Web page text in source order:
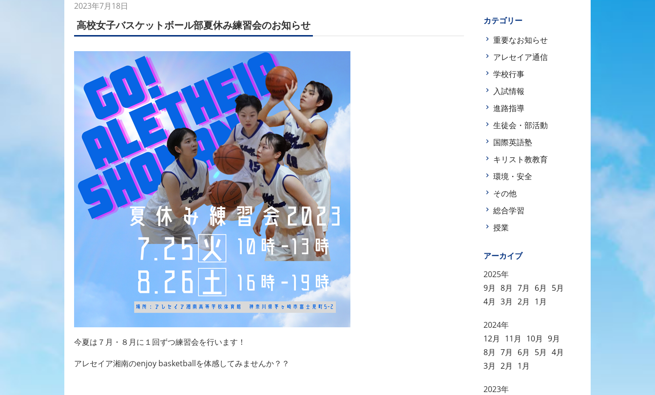
2023年7月18日
高校女子バスケットボール部夏休み練習会のお知らせ
今夏は７月・８月に１回ずつ練習会を行います！
アレセイア湘南のenjoy basketballを体感してみませんか？？
カテゴリー
重要なお知らせ
アレセイア通信
学校行事
入試情報
進路指導
生徒会・部活動
国際英語塾
キリスト教教育
環境・安全
その他
総合学習
授業
アーカイブ
2025年
9月 8月 7月 6月
5月
4月 3月 2月 1月
2024年
12月
11月 10月 9月
8月 7月 6月 5月 4月
3月 2月 1月
2023年